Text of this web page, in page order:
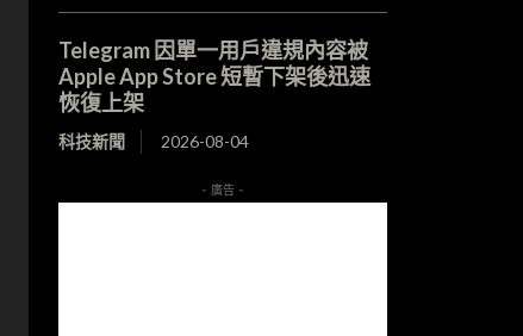
Telegram 因單一用戶違規內容被
Apple App Store 短暫下架後迅速
恢復上架
科技新聞 2026-08-04
- 廣告 -